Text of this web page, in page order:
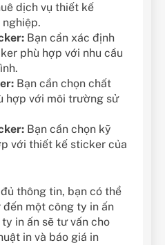
dịch vụ thiết kế
Bạn cần xác định
phù hợp với nhu cầu
Bạn cần chọn chất
hợp với môi trường sử
Bạn cần chọn kỹ
với thiết kế sticker của
thông tin, bạn có thể
một công ty in ấn
in ấn sẽ tư vấn cho
in và báo giá in